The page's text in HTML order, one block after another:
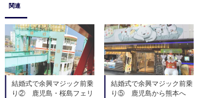
関連
結婚式で余興マジック前乗
り② 鹿児島・桜島フェリ
結婚式で余興マジック前乗
り⑤ 鹿児島から熊本へ